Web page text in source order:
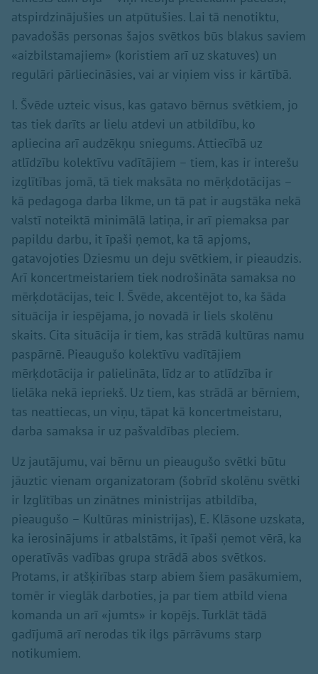
atspirdzinājušies un atpūtušies. Lai tā nenotiktu,
pavadošās personas šajos svētkos būs blakus saviem
«aizbilstamajiem» (koristiem arī uz skatuves) un
regulāri pārliecināsies, vai ar viņiem viss ir kārtībā.
I. Švēde uzteic visus, kas gatavo bērnus svētkiem, jo
tas tiek darīts ar lielu atdevi un atbildību, ko
apliecina arī audzēkņu sniegums. Attiecībā uz
atlīdzību kolektīvu vadītājiem – tiem, kas ir interešu
izglītības jomā, tā tiek maksāta no mērķdotācijas –
kā pedagoga darba likme, un tā pat ir augstāka nekā
valstī noteiktā minimālā latiņa, ir arī piemaksa par
papildu darbu, it īpaši ņemot, ka tā apjoms,
gatavojoties Dziesmu un deju svētkiem, ir pieaudzis.
Arī koncertmeistariem tiek nodrošināta samaksa no
mērķdotācijas, teic I. Švēde, akcentējot to, ka šāda
situācija ir iespējama, jo novadā ir liels skolēnu
skaits. Cita situācija ir tiem, kas strādā kultūras namu
paspārnē. Pieaugušo kolektīvu vadītājiem
mērķdotācija ir palielināta, līdz ar to atlīdzība ir
lielāka nekā iepriekš. Uz tiem, kas strādā ar bērniem,
tas neattiecas, un viņu, tāpat kā koncertmeistaru,
darba samaksa ir uz pašvaldības pleciem.
Uz jautājumu, vai bērnu un pieaugušo svētki būtu
jāuztic vienam organizatoram (šobrīd skolēnu svētki
ir Izglītības un zinātnes ministrijas atbildība,
pieaugušo – Kultūras ministrijas), E. Klāsone uzskata,
ka ierosinājums ir atbalstāms, it īpaši ņemot vērā, ka
operatīvās vadības grupa strādā abos svētkos.
Protams, ir atšķirības starp abiem šiem pasākumiem,
tomēr ir vieglāk darboties, ja par tiem atbild viena
komanda un arī «jumts» ir kopējs. Turklāt tādā
gadījumā arī nerodas tik ilgs pārrāvums starp
notikumiem.